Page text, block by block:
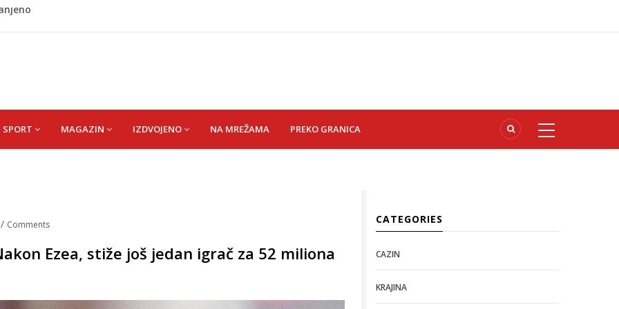
"spori vikend" i zaista se odmoriti
policajca i oštetio vrata
SPORT MAGAZIN IZDVOJENO NA MREŽAMA PREKO GRANICA
/ Comments
Ezea, stiže još jedan igrač za 52 miliona
CATEGORIES
CAZIN
KRAJINA